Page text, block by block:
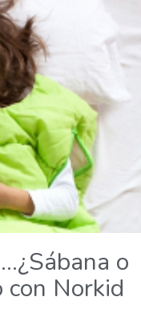
o
con Norkid